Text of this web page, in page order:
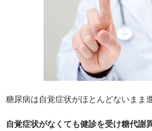
糖尿病は自覚症状がほとんどないまま
自覚症状がなくても健診を受け糖代謝